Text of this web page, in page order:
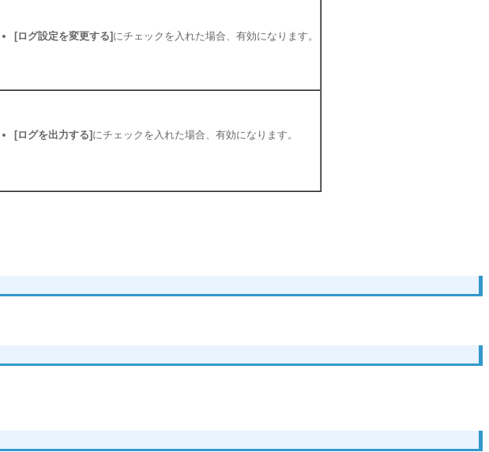
[ログ設定を変更する] にチェックを入れた場合、有効になります。
[ログを出力する] にチェックを入れた場合、有効になります。